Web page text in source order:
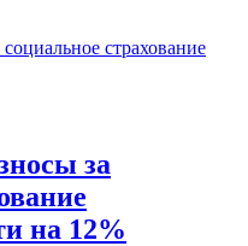
за
на 12%